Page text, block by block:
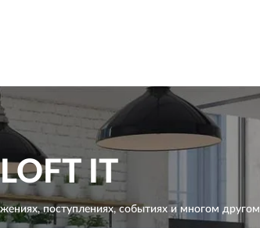
IT
поступлениях, событиях и многом другом